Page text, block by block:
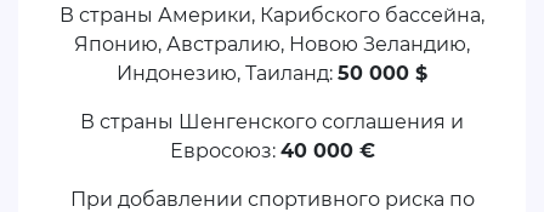
В страны Америки, Карибского бассейна,
Японию, Австралию, Новою Зеландию,
Индонезию, Таиланд: 50 000 $
В страны Шенгенского соглашения и
Евросоюз: 40 000 €
При добавлении спортивного риска по